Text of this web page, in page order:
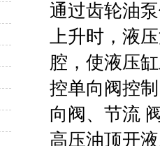
通过齿轮油
上升时，液
腔，使液压
控单向阀控
向阀、节流
高压油顶开